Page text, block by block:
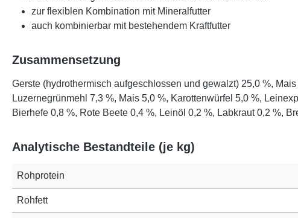
zur flexiblen Kombination mit Mineralfutter
auch kombinierbar mit bestehendem Kraftfutter
Zusammensetzung
Gerste (hydrothermisch aufgeschlossen und gewalzt) 25,0 %,
Luzernegrünmehl 7,3 %, Mais 5,0 %, Karottenwürfel 5,0 %,
Bierhefe 0,8 %, Rote Beete 0,4 %, Leinöl 0,2 %, Labkraut 0,2 %,
Analytische Bestandteile (je kg)
Rohprotein
Rohfett